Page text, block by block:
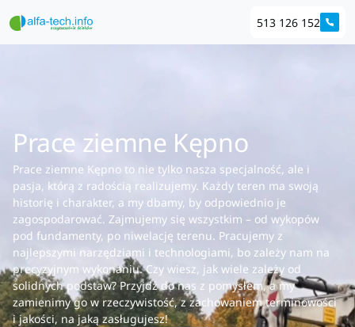
513 126 152
Prace ziemne Kępno
Prace ziemne Kępno to nie tylko nasza specjalność, ale i
pasja, którą z radością realizujemy. Każdy teren ma swoją
historię i charakter, a my dbamy, by odpowiednio je
zagospodarować. Zajmujemy się wszystkim – od wykopów
pod fundamenty, po niwelację terenu. Pracujemy z
najlepszymi narzędziami i technologiami, bo zależy nam na
precyzyjnym wykonaniu. Czy wiesz, jak wiele zależy od
solidnych podstaw? Przyjdź do nas z pomysłem, a my
zamienimy go w rzeczywistość, z zachowaniem terminowości
i jakości, na jaką zasługujesz!